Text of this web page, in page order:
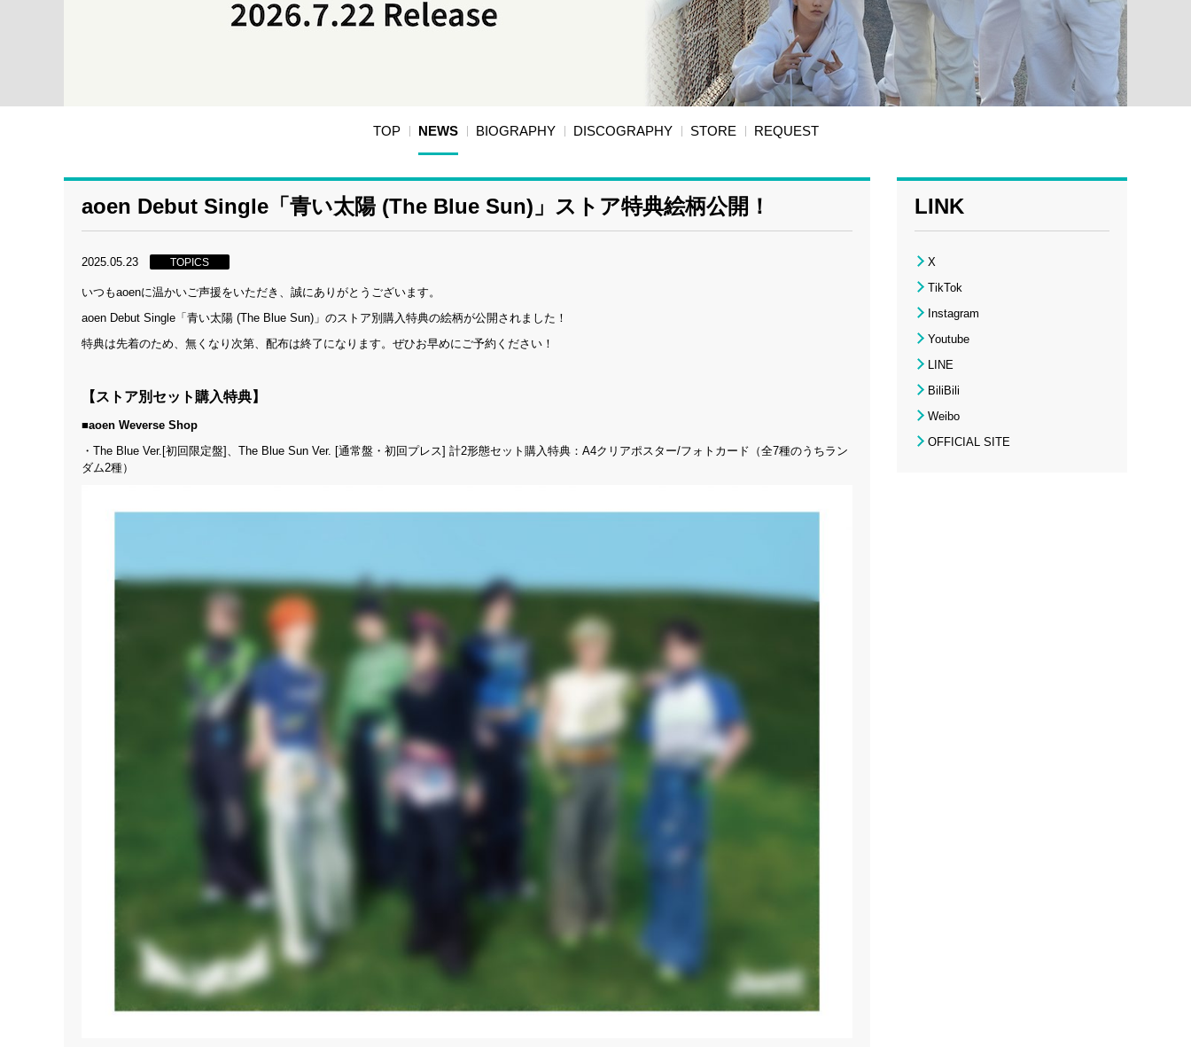
TOP NEWS BIOGRAPHY DISCOGRAPHY STORE REQUEST
aoen Debut Single「青い太陽 (The Blue Sun)」ストア特典絵柄公開！
2025.05.23 TOPICS
いつもaoenに温かいご声援をいただき、誠にありがとうございます。
aoen Debut Single「青い太陽 (The Blue Sun)」のストア別購入特典の絵柄が公開されました！
特典は先着のため、無くなり次第、配布は終了になります。ぜひお早めにご予約ください！
【ストア別セット購入特典】
■aoen Weverse Shop
・The Blue Ver.[初回限定盤]、The Blue Sun Ver. [通常盤・初回プレス] 計2形態セット購入特典：A4クリアポスター/フォトカード（全7種のうちラン
ダム2種）
LINK
X
TikTok
Instagram
Youtube
LINE
BiliBili
Weibo
OFFICIAL SITE